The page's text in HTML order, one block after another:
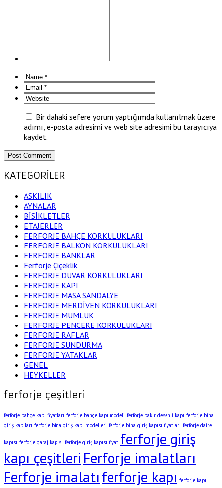
Bir dahaki sefere yorum yaptığımda kullanılmak üzere
adımı, e-posta adresimi ve web site adresimi bu tarayıcıya
kaydet.
KATEGORİLER
ASKILIK
AYNALAR
BİSİKLETLER
ETAJERLER
FERFORJE BAHÇE KORKULUKLARI
FERFORJE BALKON KORKULUKLARI
FERFORJE BANKLAR
Ferforje Çiçeklik
FERFORJE DUVAR KORKULUKLARI
FERFORJE KAPI
FERFORJE MASA SANDALYE
FERFORJE MERDİVEN KORKULUKLARI
FERFORJE MUMLUK
FERFORJE PENCERE KORKULUKLARI
FERFORJE RAFLAR
FERFORJE SUNDURMA
FERFORJE YATAKLAR
GENEL
HEYKELLER
ferforje çeşitleri
ferforje bahçe kapı fiyatları ferforje bahçe kapı modeli ferforje bakır desenli kapı ferforje bina
giriş kapıları ferforje bina giriş kapı modelleri ferforje bina giriş kapısı fiyatları ferforje daire
kapısı ferforje garaj kapısı ferforje giriş kapısı fiyat ferforje giriş
kapı çeşitleri Ferforje imalatları
Ferforje imalatıferforje kapı ferforje kapı